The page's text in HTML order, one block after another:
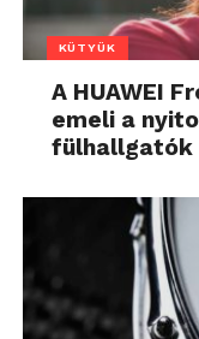
KÜTYÜK
A HUAWEI
emeli a
fülhallgatók